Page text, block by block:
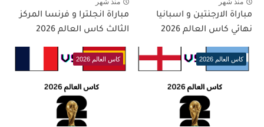
منذ شهر
مباراة الارجنتين و اسبانيا
نهائي كاس العالم 2026
منذ شهر
مباراة انجلترا و فرنسا المركز
الثالث كاس العالم 2026
كاس العالم 2026 كاس العالم 2026